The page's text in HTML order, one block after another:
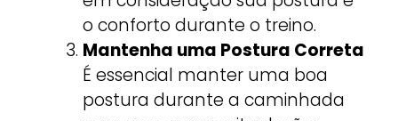
o conforto durante o treino.
Mantenha uma Postura Correta
É essencial manter uma boa
postura durante a caminhada